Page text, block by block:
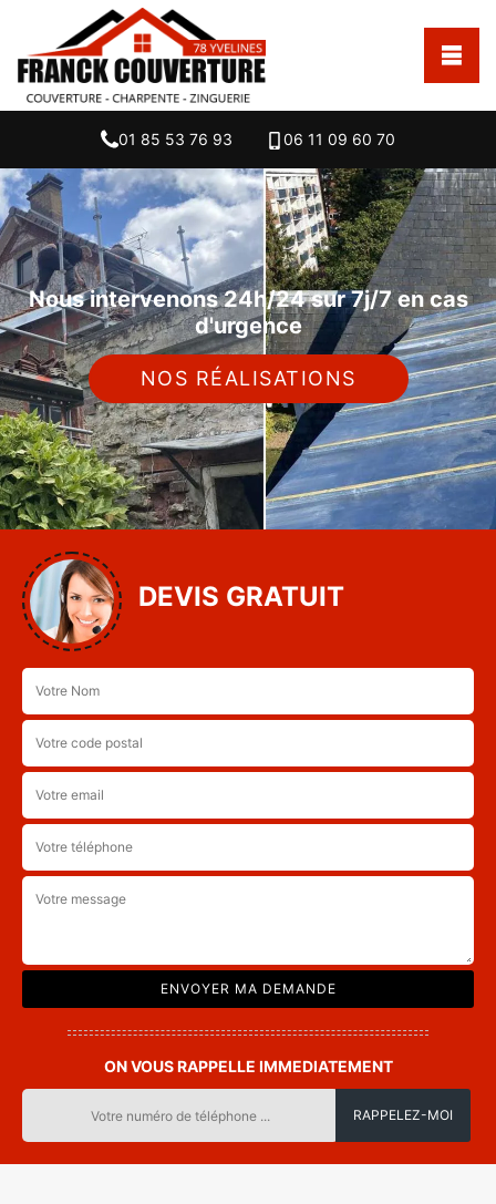
01 85 53 76 93 06 11 09 60 70
Nous intervenons 24h/24 sur 7j/7 en cas
d'urgence
NOS RÉALISATIONS
DEVIS GRATUIT
ON VOUS RAPPELLE IMMEDIATEMENT